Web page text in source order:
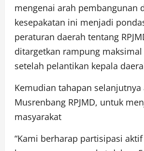
mengenai arah pembangunan
kesepakatan ini menjadi
peraturan daerah tentang
ditargetkan rampung
setelah pelantikan kepala
Kemudian tahapan selanjutnya
Musrenbang RPJMD, untuk
masyarakat
“Kami berharap partisipasi